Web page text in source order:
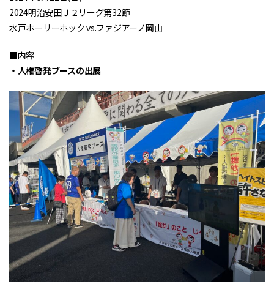
2024明治安田Ｊ２リーグ第32節
水戸ホーリーホック vs.ファジアーノ岡山
■内容
・人権啓発ブースの出展